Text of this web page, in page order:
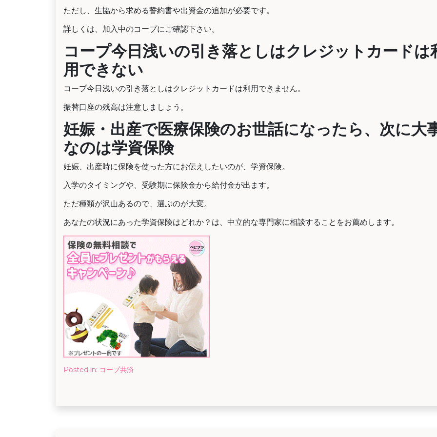
ただし、生協から求める誓約書や出資金の追加が必要です。
詳しくは、加入中のコープにご確認下さい。
コープ今日浅いの引き落としはクレジットカードは
用できない
コープ今日浅いの引き落としはクレジットカードは利用できません。
振替口座の残高は注意しましょう。
妊娠・出産で医療保険のお世話になったら、次に大
なのは学資保険
妊娠、出産時に保険を使った方にお伝えしたいのが、学資保険。
入学のタイミングや、受験期に保険金から給付金が出ます。
ただ種類が沢山あるので、選ぶのが大変。
あなたの状況にあった学資保険はどれか？は、中立的な専門家に相談することをお薦めします。
Posted in: コープ共済